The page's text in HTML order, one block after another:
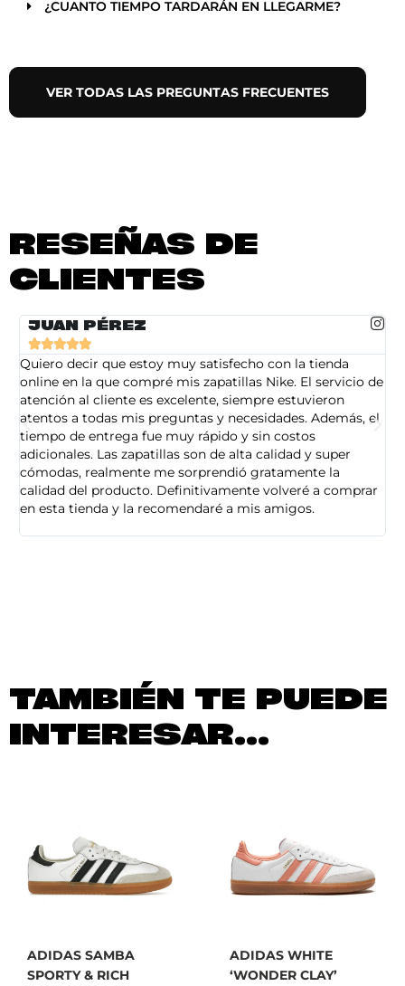
¿CUANTO TIEMPO TARDARÁN EN LLEGARME?
VER TODAS LAS PREGUNTAS FRECUENTES
RESEÑAS DE
CLIENTES
JUAN PÉREZ

Quiero decir que estoy muy satisfecho con la tienda
online en la que compré mis zapatillas Nike. El servicio de
atención al cliente es excelente, siempre estuvieron
atentos a todas mis preguntas y necesidades. Además, el
tiempo de entrega fue muy rápido y sin costos
adicionales. Las zapatillas son de alta calidad y super
cómodas, realmente me sorprendió gratamente la
calidad del producto. Definitivamente volveré a comprar
en esta tienda y la recomendaré a mis amigos.
TAMBIÉN TE PUEDE
INTERESAR...
ADIDAS SAMBA
SPORTY & RICH
ADIDAS WHITE
‘WONDER CLAY’